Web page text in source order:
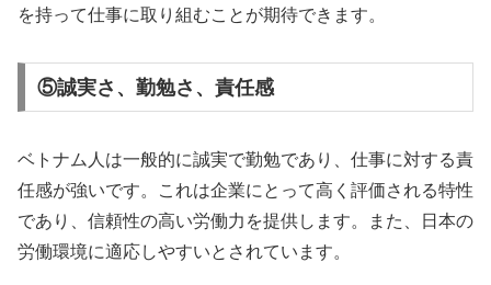
を持って仕事に取り組むことが期待できます。
⑤誠実さ、勤勉さ、責任感
ベトナム人は一般的に誠実で勤勉であり、仕事に対する責
任感が強いです。これは企業にとって高く評価される特性
であり、信頼性の高い労働力を提供します。また、日本の
労働環境に適応しやすいとされています。